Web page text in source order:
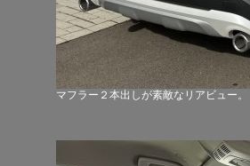
マフラー２本出しが素敵なリアビュー。